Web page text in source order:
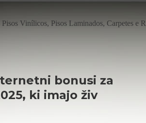
bonusi za
ki imajo živ